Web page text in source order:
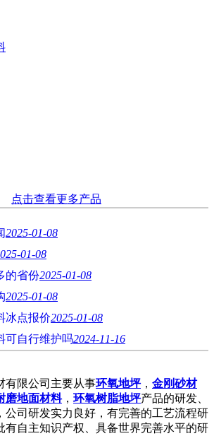
点击查看更多产品
2025-01-08
01-08
的省份2025-01-08
2025-01-08
冰点报价2025-01-08
可自行维护吗2024-11-16
限公司主要从事环氧地坪， 金刚砂材
磨地面材料， 环氧树脂地坪产品的研发、
公司研发实力良好，有完善的工艺流程研
有自主知识产权、具备世界完善水平的研